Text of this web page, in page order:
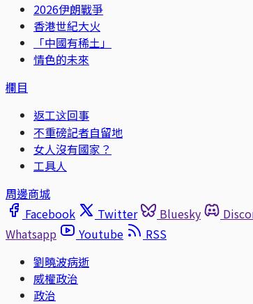
2026伊朗戰爭
香港世紀大火
「中國有稀土」
情色的未來
欄目
返工这回事
不重磅記者自留地
女人沒有國家？
工具人
周邊商城
Facebook
Twitter Bluesky
Whatsapp
Youtube
RSS
劉曉波病逝
威權政治
政治